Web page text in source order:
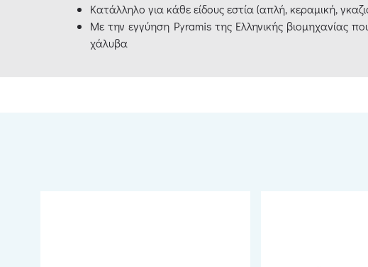
Κατάλληλο για κάθε είδους εστία (απλή, κεραμική,
Με την εγγύηση Pyramis της Ελληνικής βιομηχανίας
χάλυβα